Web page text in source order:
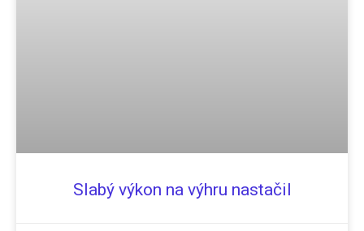
Slabý výkon na výhru nastačil